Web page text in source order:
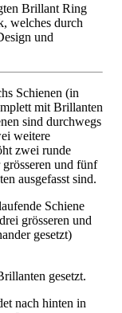
Brillant Ring
welches durch
und
Schienen (in
mit Brillanten
sind durchwegs
weitere
zwei runde
und fünf
ausgefasst sind.
Schiene
grösseren und
gesetzt)
gesetzt.
nach hinten in